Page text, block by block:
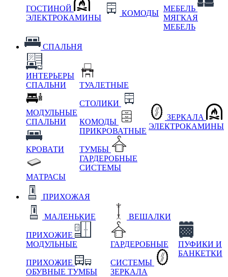
ГОСТИНОЙ
ЭЛЕКТРОКАМИНЫ
КОМОДЫ
МЕБЕЛЬ
МЯГКАЯ
МЕБЕЛЬ
СПАЛЬНЯ
ИНТЕРЬЕРЫ
СПАЛЬНИ
МОДУЛЬНЫЕ
СПАЛЬНИ
КРОВАТИ
МАТРАСЫ
ТУАЛЕТНЫЕ
СТОЛИКИ
КОМОДЫ
ПРИКРОВАТНЫЕ
ТУМБЫ
ГАРДЕРОБНЫЕ
СИСТЕМЫ
ЗЕРКАЛА
ЭЛЕКТРОКАМИНЫ
ПРИХОЖАЯ
МАЛЕНЬКИЕ
ПРИХОЖИЕ
МОДУЛЬНЫЕ
ПРИХОЖИЕ
ОБУВНЫЕ ТУМБЫ
ВЕШАЛКИ
ГАРДЕРОБНЫЕ
СИСТЕМЫ
ЗЕРКАЛА
ПУФИКИ И
БАНКЕТКИ